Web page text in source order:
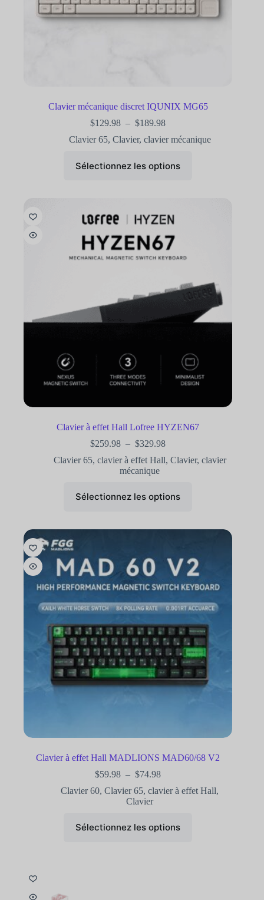
Clavier mécanique discret IQUNIX MG65
$129.98 – $189.98
Clavier 65, Clavier, clavier mécanique
Sélectionnez les options
Clavier à effet Hall Lofree HYZEN67
$259.98 – $329.98
Clavier 65, clavier à effet Hall, Clavier, clavier
mécanique
Sélectionnez les options
Clavier à effet Hall MADLIONS MAD60/68 V2
$59.98 – $74.98
Clavier 60,Clavier 65,clavier à effet Hall,
Clavier
Sélectionnez les options